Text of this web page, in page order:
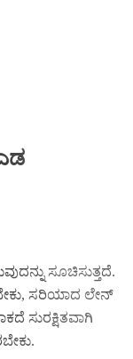
ಸೂಚಿಸುತ್ತದೆ.
ಸರಿಯಾದ ಲೇನ್
ಸುರಕ್ಷಿತವಾಗಿ